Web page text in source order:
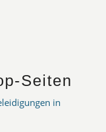
Seiten
in